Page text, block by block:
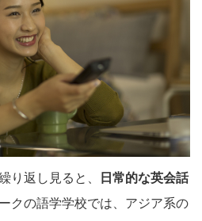
り返し見ると、
日常的な英会話
クの語学学校では、アジア系の